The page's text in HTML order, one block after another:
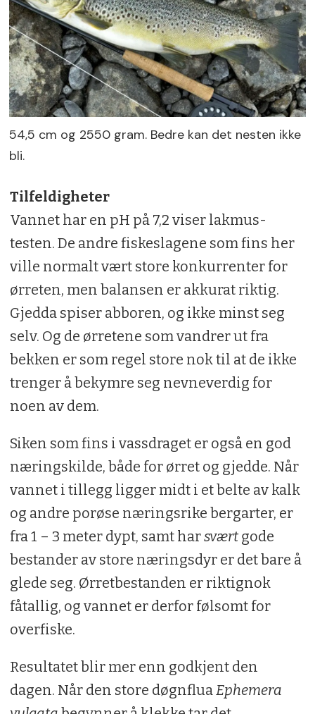
54,5 cm og 2550 gram. Bedre kan det nesten ikke
bli.
Tilfeldigheter
Vannet har en pH på 7,2 viser lakmus-
testen. De andre fiskeslagene som fins her
ville normalt vært store konkurrenter for
ørreten, men balansen er akkurat riktig.
Gjedda spiser abboren, og ikke minst seg
selv. Og de ørretene som vandrer ut fra
bekken er som regel store nok til at de ikke
trenger å bekymre seg nevneverdig for
noen av dem.
Siken som fins i vassdraget er også en god
næringskilde, både for ørret og gjedde. Når
vannet i tillegg ligger midt i et belte av kalk
og andre porøse næringsrike bergarter, er
fra 1 – 3 meter dypt, samt harsværtgode
bestander av store næringsdyr er det bare å
glede seg. Ørretbestanden er riktignok
fåtallig, og vannet er derfor følsomt for
overfiske.
Resultatet blir mer enn godkjent den
dagen. Når den store døgnflua Ephemera